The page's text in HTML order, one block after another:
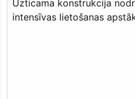
Uzticama konstrukcija
intensīvas lietošanas